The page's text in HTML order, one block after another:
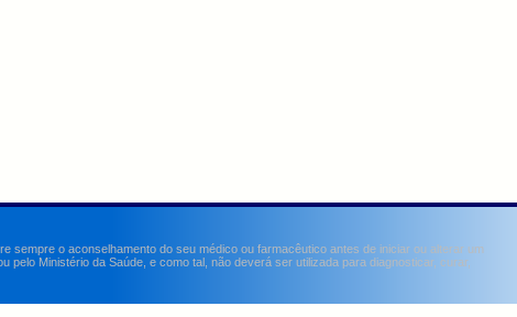
sempre o aconselhamento do seu médico ou farmacêutico antes de iniciar ou alterar um
Ministério da Saúde, e como tal, não deverá ser utilizada para diagnosticar, curar,